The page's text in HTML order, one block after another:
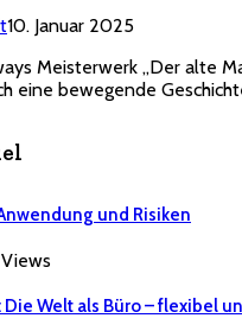
10. Januar 2025
Meisterwerk „Der alte
eine bewegende
und Risiken
Views
Welt als Büro – flexibel